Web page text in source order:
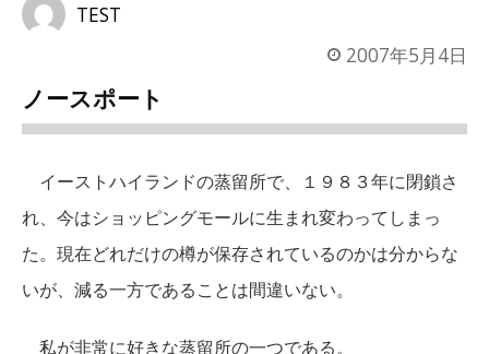
TEST
2007年5月4日
ノースポート
イーストハイランドの蒸留所で、１９８３年に閉鎖さ
れ、今はショッピングモールに生まれ変わってしまっ
た。現在どれだけの樽が保存されているのかは分からな
いが、減る一方であることは間違いない。
私が非常に好きな蒸留所の一つである。